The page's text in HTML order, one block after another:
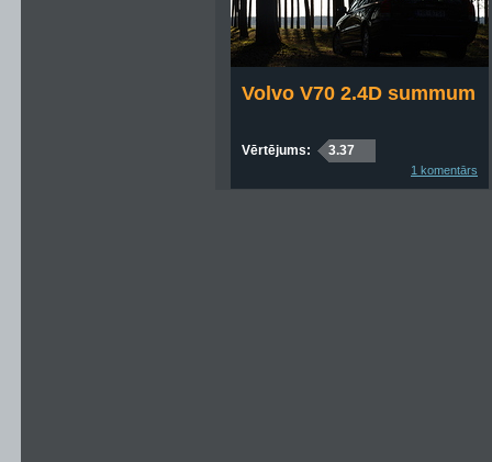
Volvo V70 2.4D summum
Vērtējums: 3.37
1 komentārs